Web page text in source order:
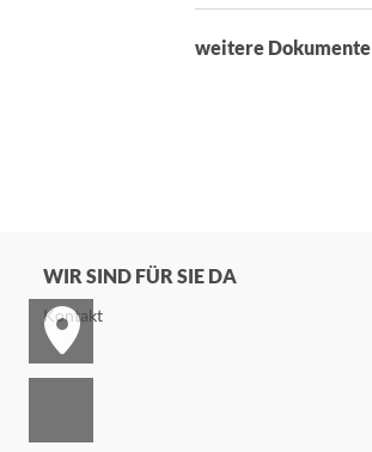
weitere Dokumente
WIR SIND FÜR SIE DA
Kontakt